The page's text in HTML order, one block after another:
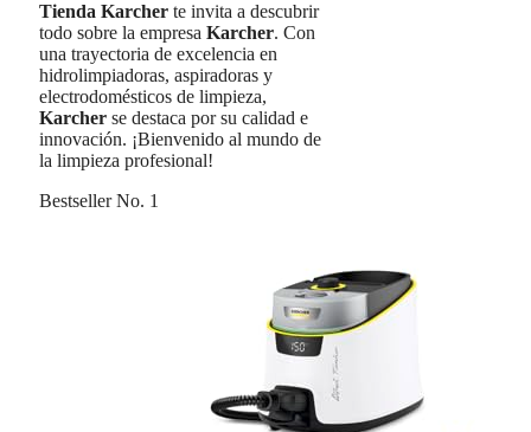
Tienda Karcher te invita a descubrir
todo sobre la empresa Karcher. Con
una trayectoria de excelencia en
hidrolimpiadoras, aspiradoras y
electrodomésticos de limpieza,
Karcher se destaca por su calidad e
innovación. ¡Bienvenido al mundo de
la limpieza profesional!
Bestseller No. 1